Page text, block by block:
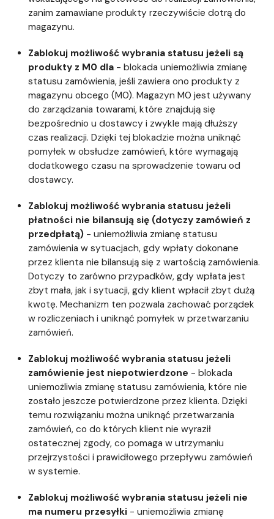
zanim zamawiane produkty rzeczywiście dotrą do
magazynu.
Zablokuj możliwość wybrania statusu jeżeli są
produkty z M0 dla - blokada uniemożliwia zmianę
statusu zamówienia, jeśli zawiera ono produkty z
magazynu obcego (M0). Magazyn M0 jest używany
do zarządzania towarami, które znajdują się
bezpośrednio u dostawcy i zwykle mają dłuższy
czas realizacji. Dzięki tej blokadzie można uniknąć
pomyłek w obsłudze zamówień, które wymagają
dodatkowego czasu na sprowadzenie towaru od
dostawcy.
Zablokuj możliwość wybrania statusu jeżeli
płatności nie bilansują się (dotyczy zamówień z
przedpłatą) - uniemożliwia zmianę statusu
zamówienia w sytuacjach, gdy wpłaty dokonane
przez klienta nie bilansują się z wartością zamówienia.
Dotyczy to zarówno przypadków, gdy wpłata jest
zbyt mała, jak i sytuacji, gdy klient wpłacił zbyt dużą
kwotę. Mechanizm ten pozwala zachować porządek
w rozliczeniach i uniknąć pomyłek w przetwarzaniu
zamówień.
Zablokuj możliwość wybrania statusu jeżeli
zamówienie jest niepotwierdzone - blokada
uniemożliwia zmianę statusu zamówienia, które nie
zostało jeszcze potwierdzone przez klienta. Dzięki
temu rozwiązaniu można uniknąć przetwarzania
zamówień, co do których klient nie wyraził
ostatecznej zgody, co pomaga w utrzymaniu
przejrzystości i prawidłowego przepływu zamówień
w systemie.
Zablokuj możliwość wybrania statusu jeżeli nie
ma numeru przesyłki- uniemożliwia zmianę